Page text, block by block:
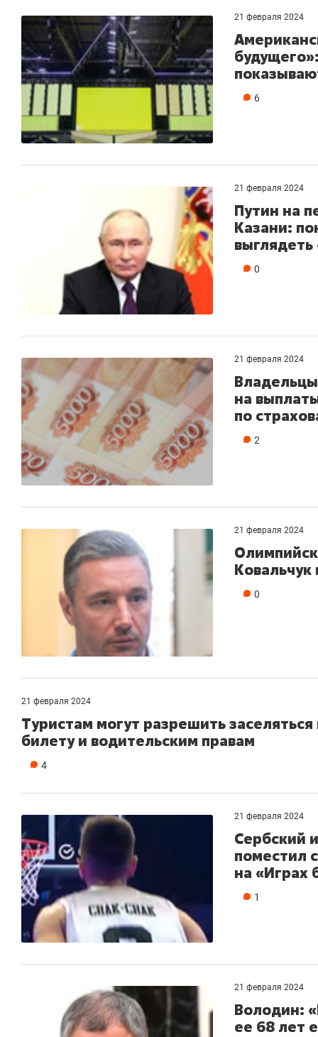
21 февраля 2024
6
21 февраля 2024
Путин на
Казани:
0
21 февраля 2024
на
по
2
21 февраля 2024
0
21 февраля 2024
Туристам могут разрешить
билету и водительским правам
4
21 февраля 2024
Сербский
поместил
на «Играх
1
21 февраля 2024
Володин:
ее 68 лет